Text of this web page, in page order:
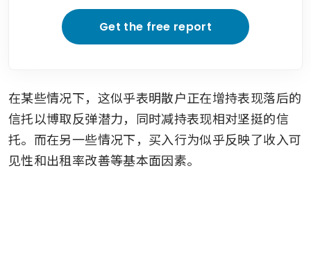
Get the free report
在某些情况下，这似乎表明散户正在增持表现落后的
信托以博取反弹潜力，同时减持表现相对坚挺的信
托。而在另一些情况下，买入行为似乎反映了收入可
见性和出租率改善等基本面因素。